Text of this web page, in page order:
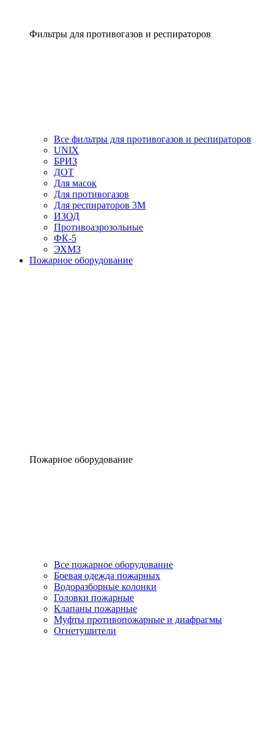
Фильтры для противогазов и респираторов
Все фильтры для противогазов и респираторов
UNIX
БРИЗ
ДОТ
Для масок
Для противогазов
Для респираторов 3М
ИЗОД
Противоаэрозольные
ФК-5
ЭХМЗ
Пожарное оборудование
Пожарное оборудование
Все пожарное оборудование
Боевая одежда пожарных
Водоразборные колонки
Головки пожарные
Клапаны пожарные
Муфты противопожарные и диафрагмы
Огнетушители